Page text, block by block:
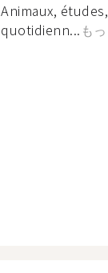
Animaux,
quotidienn... も